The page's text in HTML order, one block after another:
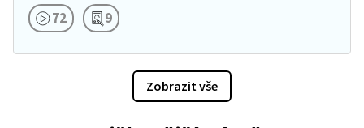
72 9
Zobrazit vše